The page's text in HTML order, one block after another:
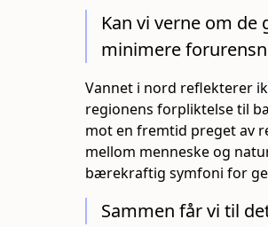
Kan vi verne om de
minimere
Vannet i nord reflekterer
regionens forpliktelse til
mot en fremtid preget av
mellom menneske og
bærekraftig symfoni for
Sammen får vi til